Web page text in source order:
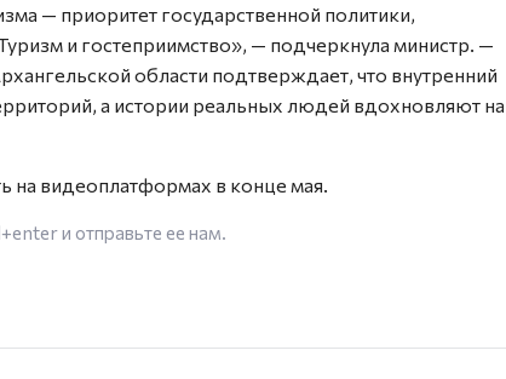
— приоритет государственной политики,
и гостеприимство», — подчеркнула министр. —
области подтверждает, что внутренний
а истории реальных людей вдохновляют на
на видеоплатформах в конце мая.
и отправьте ее нам.